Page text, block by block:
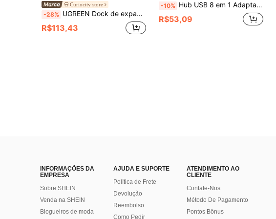
Curiocity store
-28% UGREEN Dock de expansão CM511 Type-C 6 em 1, Dock de expansão USB 3.2 de alta velocidade, Thunderbolt 4K 60Hz, Interface HDMI, Extensor, Compatível com Apple Mac, Laptops Huawei e iPads
R$113,43
-10% Hub USB 8 em 1 Adaptador Multi-Porta Tipo-C 4K HDTV 100Mbps RJ45 Ethernet USB3.0 Porta de Carregamento PD 87W Leitor de Cartão TF SD Compatível com Macbook, Matebook, S10 e Outros Dispositivos
R$53,09
INFORMAÇÕES DA
EMPRESA
Sobre SHEIN
Venda na SHEIN
Blogueiros de moda
AJUDA E SUPORTE
Política de Frete
Devolução
Reembolso
Como Pedir
ATENDIMENTO AO
CLIENTE
Contate-Nos
Método De Pagamento
Pontos Bônus